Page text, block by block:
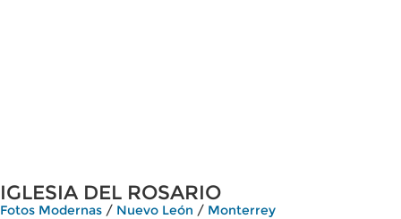
IGLESIA DEL ROSARIO
Fotos Modernas / Nuevo León / Monterrey